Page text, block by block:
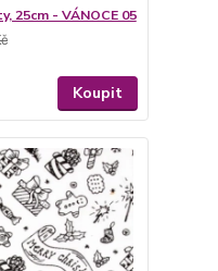
25cm - VÁNOCE 05
Koupit